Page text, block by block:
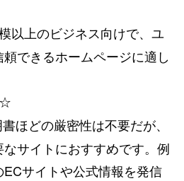
以上のビジネス向けで、ユ
できるホームページに適し
ほどの厳密性は不要だが、
サイトにおすすめです。例
ECサイトや公式情報を発信